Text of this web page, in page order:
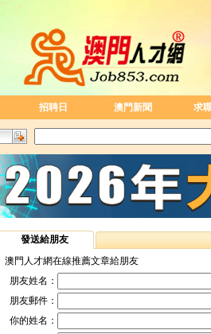
招聘日 澳門新聞 求
發送給朋友
澳門人才網在線推薦文章給朋友
朋友姓名：
朋友郵件：
你的姓名：